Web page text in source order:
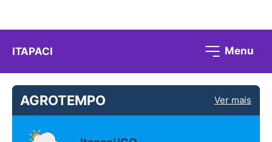
ITAPACI Menu
AGROTEMPO Ver mais